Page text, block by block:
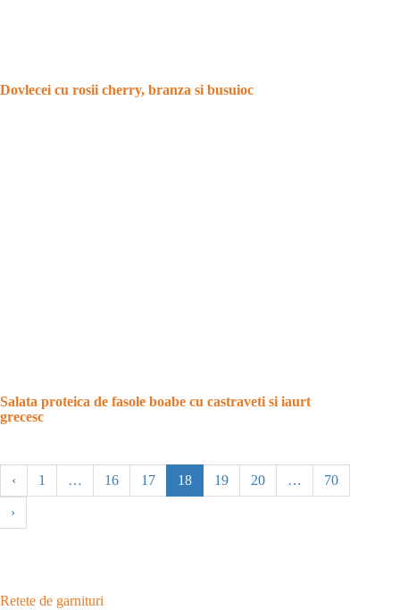
Dovlecei cu rosii cherry, branza si busuioc
Salata proteica de fasole boabe cu castraveti si iaurt
grecesc
‹ 1 … 16 17 18 19 20 … 70
›
Retete de garnituri